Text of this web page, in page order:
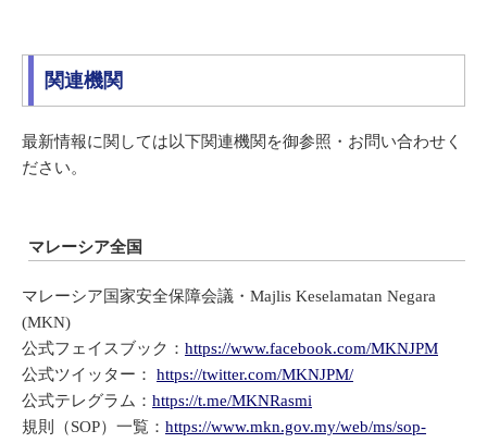
関連機関
最新情報に関しては以下関連機関を御参照・お問い合わせく
ださい。
マレーシア全国
マレーシア国家安全保障会議・Majlis Keselamatan Negara
(MKN)
公式フェイスブック： https://www.facebook.com/MKNJPM
公式ツイッター： https://twitter.com/MKNJPM/
公式テレグラム： https://t.me/MKNRasmi
規則（SOP）一覧： https://www.mkn.gov.my/web/ms/sop-